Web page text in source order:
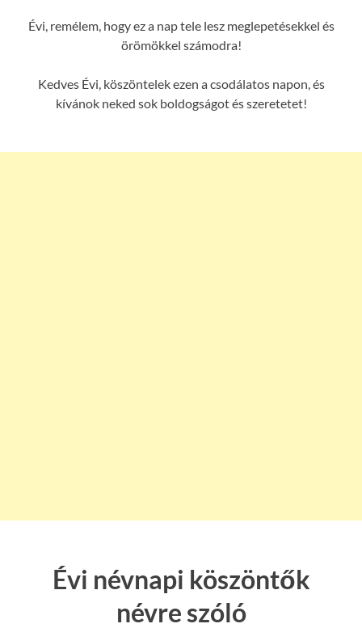
Évi, remélem, hogy ez a nap tele lesz meglepetésekkel és
örömökkel számodra!
Kedves Évi, köszöntelek ezen a csodálatos napon, és
kívánok neked sok boldogságot és szeretetet!
Évi névnapi köszöntők
névre szóló